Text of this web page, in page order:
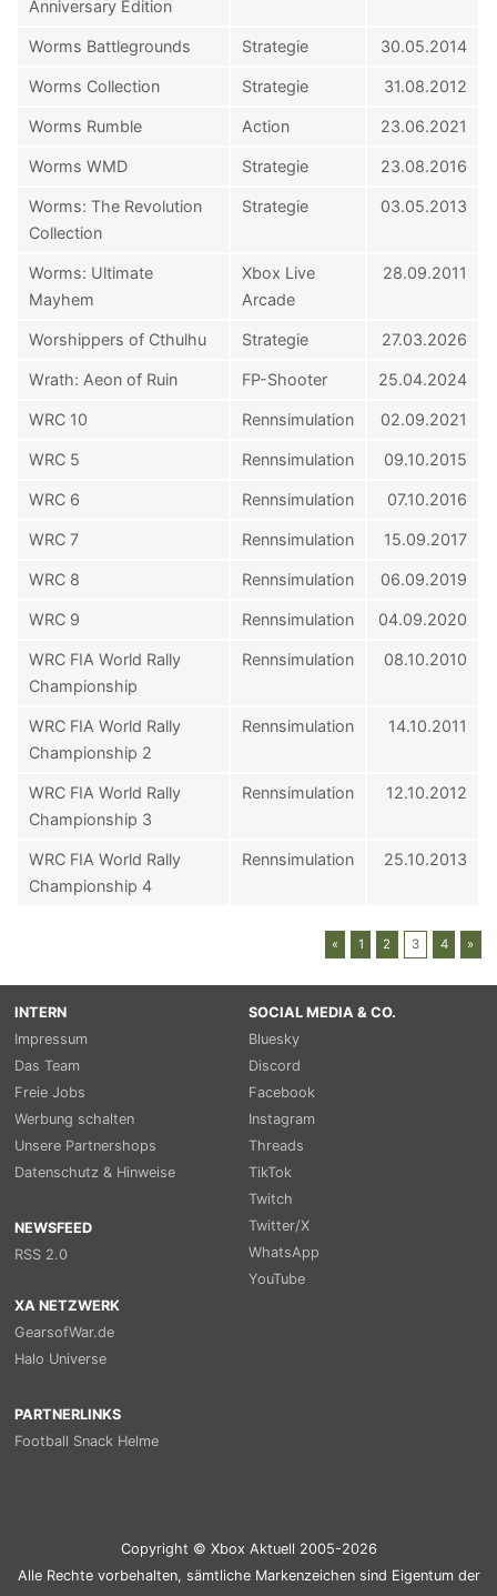
Anniversary Edition
Worms Battlegrounds Strategie 30.05.2014
Worms Collection Strategie 31.08.2012
Worms Rumble Action 23.06.2021
Worms WMD Strategie 23.08.2016
Worms: The Revolution
Collection
Strategie 03.05.2013
Worms: Ultimate
Mayhem
Xbox Live
Arcade
28.09.2011
Worshippers of Cthulhu Strategie 27.03.2026
Wrath: Aeon of Ruin FP-Shooter 25.04.2024
WRC 10 Rennsimulation 02.09.2021
WRC 5 Rennsimulation 09.10.2015
WRC 6 Rennsimulation 07.10.2016
WRC 7 Rennsimulation 15.09.2017
WRC 8 Rennsimulation 06.09.2019
WRC 9 Rennsimulation 04.09.2020
WRC FIA World Rally
Championship
Rennsimulation 08.10.2010
WRC FIA World Rally
Championship 2
Rennsimulation 14.10.2011
WRC FIA World Rally
Championship 3
Rennsimulation 12.10.2012
WRC FIA World Rally
Championship 4
Rennsimulation 25.10.2013
« 1 2 3 4 »
INTERN
Impressum
Das Team
Freie Jobs
Werbung schalten
Unsere Partnershops
Datenschutz & Hinweise
NEWSFEED
RSS 2.0
SOCIAL MEDIA & CO.
Bluesky
Discord
Facebook
Instagram
Threads
TikTok
Twitch
Twitter/X
WhatsApp
YouTube
XA NETZWERK
GearsofWar.de
Halo Universe
PARTNERLINKS
Football Snack Helme
Copyright © Xbox Aktuell 2005-2026
Alle Rechte vorbehalten, sämtliche Markenzeichen sind Eigentum der